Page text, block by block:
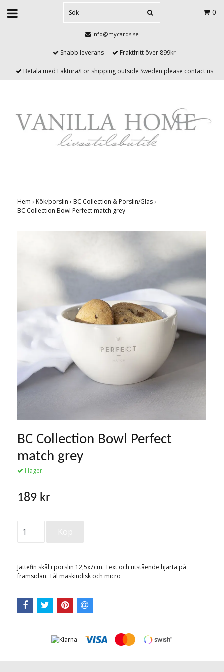
0
info@mycards.se
Snabb leverans Fraktfritt över 899kr
Betala med Faktura/For shipping outside Sweden please contact us
Hem › Kök/porslin › BC Collection & Porslin/Glas›
BC Collection Bowl Perfect match grey
BC Collection Bowl Perfect
match grey
I lager.
189 kr
Jättefin skål i porslin 12,5x7cm. Text och utstående hjärta på
framsidan. Tål maskindisk och micro